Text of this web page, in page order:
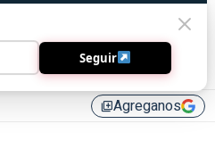
library_addAgreganos
Seguir